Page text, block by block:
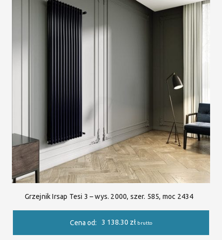
Grzejnik Irsap Tesi 3 – wys. 2000, szer. 585, moc 2434
Cena od: 3 138.30 zł brutto